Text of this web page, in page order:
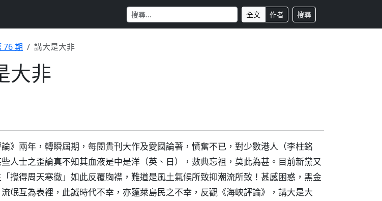
全文 作者 搜尋
76 期 講大是大非
大非
》兩年，轉瞬屆期，每閱貴刊大作及愛國論著，憤奮不已，對少數港人（李柱銘
人士之歪論真不知其血液是中是洋（英、日），數典忘祖，莫此為甚。目前新黨又
攪得周天寒徹」如此反覆胸襟，難道是風土氣候所致抑潮流所致！甚感困惑，黑金
氓互為表裡，此誠時代不幸，亦蓬萊島民之不幸，反觀《海峽評論》，講大是大